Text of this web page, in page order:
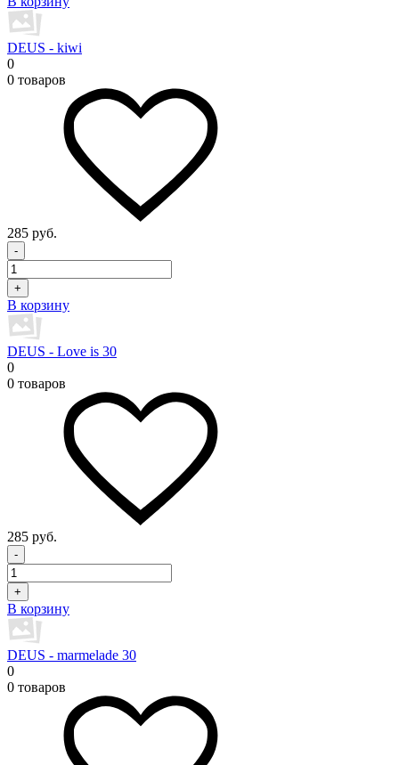
DEUS - kiwi
0
0 товаров
285 руб.
-
+
В корзину
DEUS - Love is 30
0
0 товаров
285 руб.
-
+
В корзину
DEUS - marmelade 30
0
0 товаров